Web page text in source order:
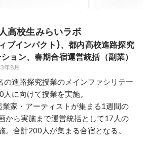
高校生みらいラボ
ブインパクト)、都内高校進路探究
ョン、春期合宿運営統括（副業）
年8月
の進路探究授業のメインファシリテー
に向けて授業を実施。
家・アーティストが集まる1週間の
から実施まで運営統括として17人の
。合計200人が集まる合宿となる。